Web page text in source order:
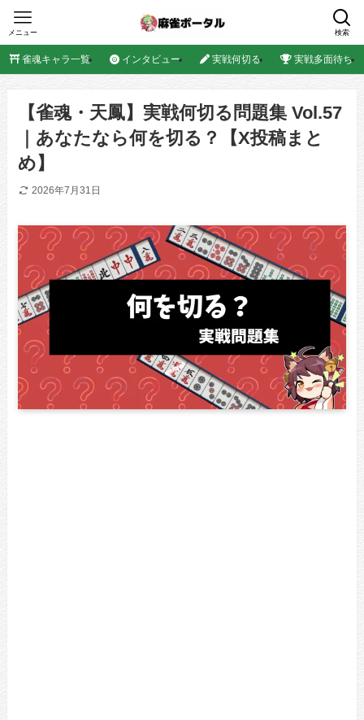
検索
メニュー
雀魂キャラ一覧 インタビュー 実戦何切る 実戦多面待ち
【雀魂・天鳳】実戦何切る問題集 Vol.57
｜あなたなら何を切る？【X投稿まと
め】
2026年7月31日